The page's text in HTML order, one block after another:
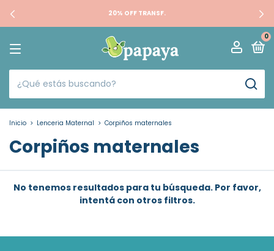
20% OFF TRANSF.
0
Inicio > Lenceria Maternal > Corpiños maternales
Corpiños maternales
No tenemos resultados para tu búsqueda. Por favor,
intentá con otros filtros.